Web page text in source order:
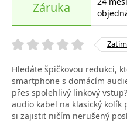
Záruka
Hledáte špičkovou redukci,
smartphone s domácím
přes spolehlivý linkový
audio kabel na klasický
si zajistit ničím nerušený